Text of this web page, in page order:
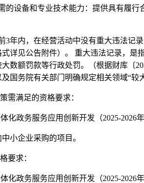
的设备和专业技术能力：提供具有履
3年内，在经营活动中没有重大违法记
详见公告附件）。 重大违法记录，是
数额罚款等行政处罚。（根据财库〔
国务院有关部门明确规定相关领域“较
需满足的资格要求：
化政务服务应用创新开发（2025-2026
小企业采购的项目。
要求：
化政务服务应用创新开发（2025-2026